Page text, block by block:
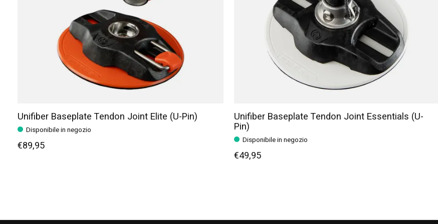
Unifiber Baseplate Tendon Joint Elite (U-Pin)
Disponibile in negozio
€89,95
Unifiber Baseplate Tendon Joint Essentials (U-
Pin)
Disponibile in negozio
€49,95